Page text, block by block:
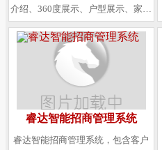
介绍、360度展示、户型展示、家装
睿达智能招商管理系统
睿达智能招商管理系统，包含客户